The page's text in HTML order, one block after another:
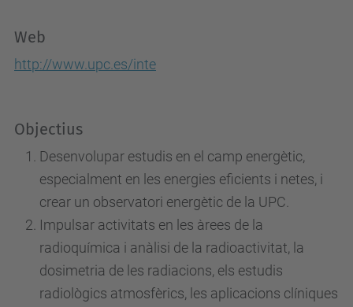
Web
http://www.upc.es/inte
Objectius
Desenvolupar estudis en el camp energètic,
especialment en les energies eficients i netes, i
crear un observatori energètic de la UPC.
Impulsar activitats en les àrees de la
radioquímica i anàlisi de la radioactivitat, la
dosimetria de les radiacions, els estudis
radiològics atmosfèrics, les aplicacions clíniques